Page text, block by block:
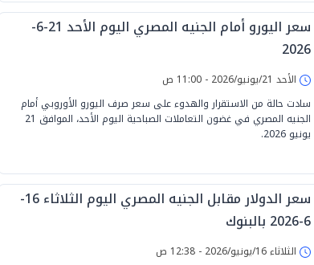
سعر اليورو أمام الجنيه المصري اليوم الأحد 21-6-
2026
الأحد 21/يونيو/2026 - 11:00 ص
سادت حالة من الاستقرار والهدوء على سعر صرف اليورو الأوروبي أمام
الجنيه المصري في غضون التعاملات الصباحية اليوم الأحد، الموافق 21
يونيو 2026.
سعر الدولار مقابل الجنيه المصري اليوم الثلاثاء 16-
6-2026 بالبنوك
الثلاثاء 16/يونيو/2026 - 12:38 ص